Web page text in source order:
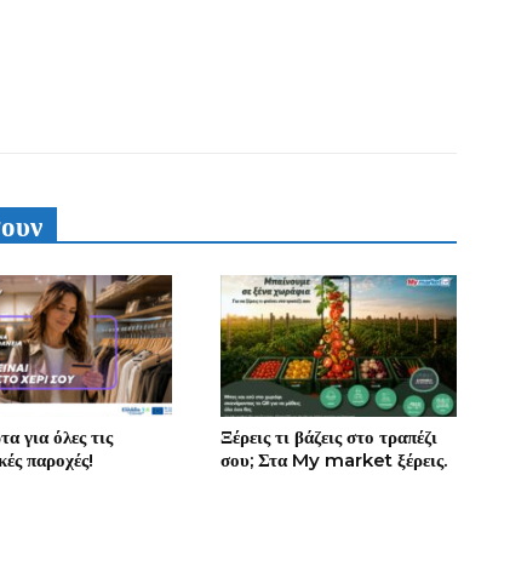
για όλες τις
παροχές!
Ξέρεις τι βάζεις στο τραπέζι
σου; Στα My market ξέρεις.